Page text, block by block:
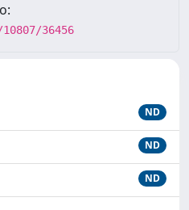
36456
ND
ND
ND